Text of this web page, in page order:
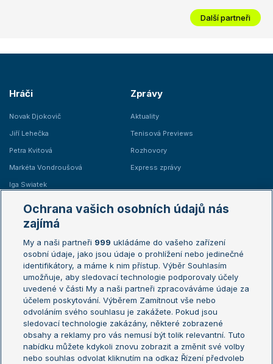
Další partneři
Hráči
Novak Djokovič
Jiří Lehečka
Petra Kvitová
Markéta Vondroušová
Iga Swiatek
Zprávy
Aktuality
Tenisová Previews
Rozhovory
Express zprávy
Žebříčky
Žebříček ATP (muži)
Žebříček WTA (ženy)
Sázkařský žebříček
Australian Open
French Open
Wimbledon
US Open
Turnaj mistrů
Turnaj mistryň
Aktualní trendy
Ochrana vašich osobních údajů nás
zajímá
My a naši partneři 999 ukládáme do vašeho zařízení
osobní údaje, jako jsou údaje o prohlížení nebo jedinečné
identifikátory, a máme k nim přístup. Výběr Souhlasím
umožňuje, aby sledovací technologie podporovaly účely
uvedené v části My a naši partneři zpracováváme údaje za
účelem poskytování. Výběrem Zamítnout vše nebo
odvoláním svého souhlasu je zakážete. Pokud jsou
sledovací technologie zakázány, některé zobrazené
obsahy a reklamy pro vás nemusí být tolik relevantní. Tuto
nabídku můžete kdykoli znovu zobrazit a změnit své volby
nebo souhlas odvolat kliknutím na odkaz Řízení předvoleb